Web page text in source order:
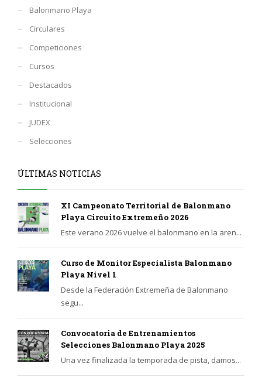
Balonmano Playa
Circulares
Competiciones
Cursos
Destacados
Institucional
JUDEX
Selecciones
ÚLTIMAS NOTICIAS
XI Campeonato Territorial de Balonmano
Playa Circuito Extremeño 2026
Este verano 2026 vuelve el balonmano en la aren...
Curso de Monitor Especialista Balonmano
Playa Nivel 1
Desde la Federación Extremeña de Balonmano
segu...
Convocatoria de Entrenamientos
Selecciones Balonmano Playa 2025
Una vez finalizada la temporada de pista, damos...